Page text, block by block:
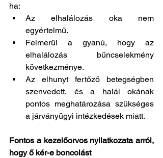
ha:
Az elhalálozás oka nem
egyértelmű.
Felmerül a gyanú, hogy az
elhalálozás bűncselekmény
következménye.
Az elhunyt fertőző betegségben
szenvedett, és a halál okának
pontos meghatározása szükséges
a járványügyi intézkedések miatt.
Fontos a kezelőorvos nyilatkozata arról,
hogy ő kér-e boncolást